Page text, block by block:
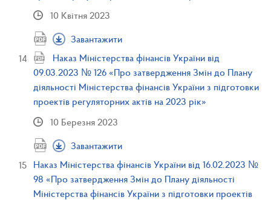
10 Квітня 2023
Завантажити
Наказ Міністерства фінансів України від
09.03.2023 № 126 «Про затвердження Змін до Плану
діяльності Міністерства фінансів України з підготовки
проектів регуляторних актів на 2023 рік»
10 Березня 2023
Завантажити
Наказ Міністерства фінансів України від 16.02.2023 №
98 «Про затвердження Змін до Плану діяльності
Міністерства фінансів України з підготовки проектів